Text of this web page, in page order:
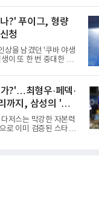
위 75위에 그쳐 시드순
서도 78위에
가 한국 야구 최초의 명
인가?"현재 가장 많이
열, 최동원, 이승엽, 송
이다. 한국 야구의 시
려하면 충분히 설득력
은 한국 야구가 배출한
다. 해태 시절 통산 146
한국 선수의 해외 진
적인 존
?' 푸이그, 형량
청
상을 남겼던 '쿠바 야생
이 또 한 번 중대한 갈
연방 사건 선고를 앞두
.푸이그는 최근 미국 플
11 파산보호 신청을 냈
인이 채권자들과 협의
할 수 있도록 돕는 제도
이그의 자산 규모는
146억~730억 원), 부
?'…최형우·페덱·
까지, 삼성의 '스펙
저스는 막강한 자본력
로 이미 검증된 스타들